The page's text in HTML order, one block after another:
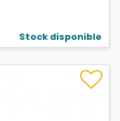
Stock disponible